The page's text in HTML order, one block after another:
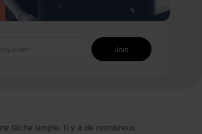
tâche simple. Il y a de nombreux